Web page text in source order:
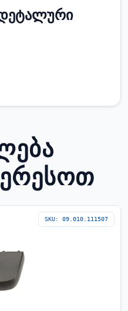
SKU: 09.010.111507